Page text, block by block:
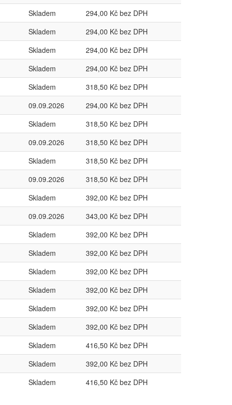
Skladem
294,00 Kč bez DPH
Skladem
294,00 Kč bez DPH
Skladem
294,00 Kč bez DPH
Skladem
294,00 Kč bez DPH
Skladem
318,50 Kč bez DPH
09.09.2026
294,00 Kč bez DPH
Skladem
318,50 Kč bez DPH
09.09.2026
318,50 Kč bez DPH
Skladem
318,50 Kč bez DPH
09.09.2026
318,50 Kč bez DPH
Skladem
392,00 Kč bez DPH
09.09.2026
343,00 Kč bez DPH
Skladem
392,00 Kč bez DPH
Skladem
392,00 Kč bez DPH
Skladem
392,00 Kč bez DPH
Skladem
392,00 Kč bez DPH
Skladem
392,00 Kč bez DPH
Skladem
392,00 Kč bez DPH
Skladem
416,50 Kč bez DPH
Skladem
392,00 Kč bez DPH
Skladem 416,50 Kč bez DPH